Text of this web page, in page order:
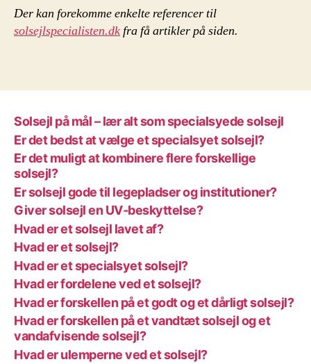
Der kan forekomme enkelte referencer til
solsejlspecialisten.dkfra få artikler på siden.
Solsejl på mål – lær alt som specialsyede solsejl
Er det bedst at vælge et specialsyet solsejl?
Er det muligt at kombinere flere forskellige
solsejl?
Er solsejl gode til legepladser og institutioner?
Giver solsejl en UV-beskyttelse?
Hvad er et solsejl lavet af?
Hvad er et solsejl?
Hvad er et specialsyet solsejl?
Hvad er fordelene ved et solsejl?
Hvad er forskellen på et godt og et dårligt solsejl?
Hvad er forskellen på et vandtæt solsejl og et
vandafvisende solsejl?
Hvad er ulemperne ved et solsejl?